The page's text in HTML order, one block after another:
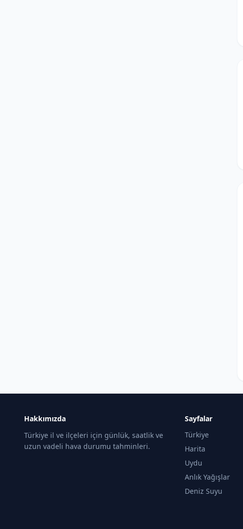
Hakkımızda
Türkiye il ve ilçeleri için günlük, saatlik ve
uzun vadeli hava durumu tahminleri.
Sayfalar
Türkiye
Harita
Uydu
Anlık Yağışlar
Deniz Suyu